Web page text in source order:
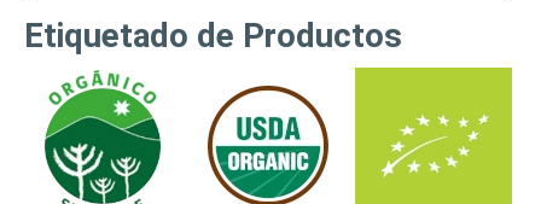
Etiquetado de Productos